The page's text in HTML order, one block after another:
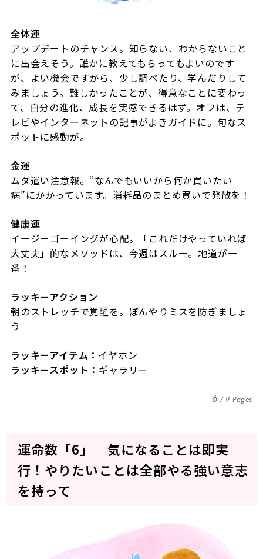
全体運
アップデートのチャンス。知らない、わからないこと
に出会えそう。誰かに教えてもらってもよいのです
が、よい機会ですから、少し調べたり、学んだりして
みましょう。難しかったことが、得意なことに変わっ
て、自分の進化、成長を実感できるはず。オフは、テ
レビやインターネットの記事がよきガイドに。旬なス
ポットに感動が。
金運
ムダ遣い注意報。“なんでもいいから何か買いたい
病”にかかっています。消耗品のまとめ買いで発散を！
健康運
イージーゴーイングが心配。「これだけやっていれば
大丈夫」的なメソッドは、今週はスルー。地道が一
番！
ラッキーアクション
朝のストレッチで覚醒を。ぼんやりミスを防ぎましょ
う
ラッキーアイテム： イヤホン
ラッキースポット： ギャラリー
6 9 Pages
運命数「6」 気になることは即実
行！やりたいことは全部やる強い意志
を持って